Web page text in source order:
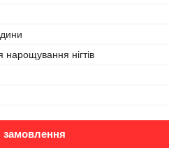
нарощування нігтів
замовлення